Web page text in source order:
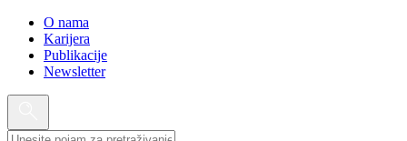
O nama
Karijera
Publikacije
Newsletter